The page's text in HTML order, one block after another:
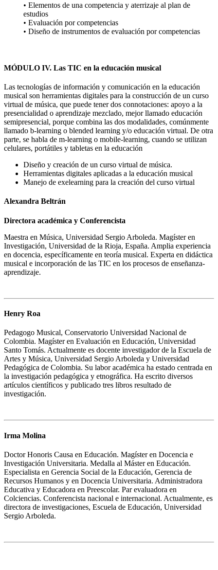
• Elementos de una competencia y aterrizaje al plan de
estudios
• Evaluación por competencias
• Diseño de instrumentos de evaluación por competencias
MÓDULO IV. Las TIC en la educación musical
Las tecnologías de información y comunicación en la educación
musical son herramientas digitales para la construcción de un curso
virtual de música, que puede tener dos connotaciones: apoyo a la
presencialidad o aprendizaje mezclado, mejor llamado educación
semipresencial, porque combina las dos modalidades, comúnmente
llamado b-learning o blended learning y/o educación virtual. De otra
parte, se habla de m-learning o mobile-learning, cuando se utilizan
celulares, portátiles y tabletas en la educación
Diseño y creación de un curso virtual de música.
Herramientas digitales aplicadas a la educación musical
Manejo de exelearning para la creación del curso virtual
Alexandra Beltrán
Directora académica y Conferencista
Maestra en Música, Universidad Sergio Arboleda. Magíster en
Investigación, Universidad de la Rioja, España. Amplia experiencia
en docencia, específicamente en teoría musical. Experta en didáctica
musical e incorporación de las TIC en los procesos de enseñanza-
aprendizaje.
Henry Roa
Pedagogo Musical, Conservatorio Universidad Nacional de
Colombia. Magíster en Evaluación en Educación, Universidad
Santo Tomás. Actualmente es docente investigador de la Escuela de
Artes y Música, Universidad Sergio Arboleda y Universidad
Pedagógica de Colombia. Su labor académica ha estado centrada en
la investigación pedagógica y etnográfica. Ha escrito diversos
artículos científicos y publicado tres libros resultado de
investigación.
Irma Molina
Doctor Honoris Causa en Educación. Magíster en Docencia e
Investigación Universitaria. Medalla al Máster en Educación.
Especialista en Gerencia Social de la Educación, Gerencia de
Recursos Humanos y en Docencia Universitaria. Administradora
Educativa y Educadora en Preescolar. Par evaluadora en
Colciencias. Conferencista nacional e internacional. Actualmente, es
directora de investigaciones, Escuela de Educación, Universidad
Sergio Arboleda.